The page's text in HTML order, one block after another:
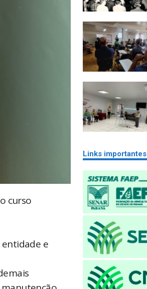
curso
e
Links importantes